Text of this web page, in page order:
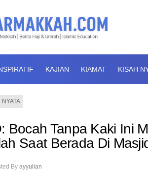
KAJIAN KIAMAT KISAH
NYATA
Bocah Tanpa Kaki Ini
Saat Berada Di
By ayyulian